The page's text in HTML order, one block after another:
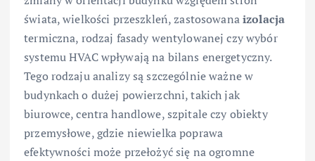
świata, wielkości przeszkleń, zastosowanaizolacja
termiczna, rodzaj fasady wentylowanej czy wybór
systemu HVAC wpływają na bilans energetyczny.
Tego rodzaju analizy są szczególnie ważne w
budynkach o dużej powierzchni, takich jak
biurowce, centra handlowe, szpitale czy obiekty
przemysłowe, gdzie niewielka poprawa
efektywności może przełożyć się na ogromne